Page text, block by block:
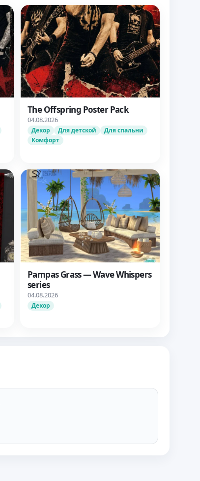
The Offspring Poster Pack
04.08.2026
Декор Для детской
Для спальни
Комфорт
Pampas Grass — Wave Whispers
series
04.08.2026
Декор